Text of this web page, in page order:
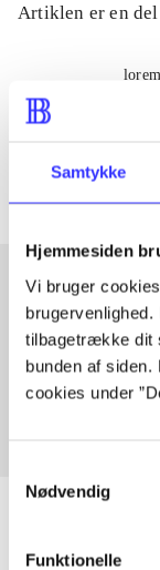
Samtykke
Hjemmesiden
Vi bruger
tilbagetrække dit
bunden af
cookies under
Nødvendig
Funktionelle
Artiklen er en
Artikler
Fra